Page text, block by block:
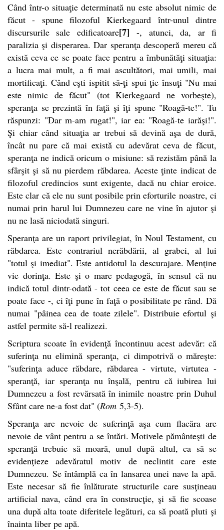
Când într-o situaţie determinată nu este absolut nimic de
făcut - spune filozoful Kierkegaard într-unul dintre
discursurile sale edificatoare[7] -, atunci, da, ar fi
paralizia şi disperarea. Dar speranţa descoperă mereu că
există ceva ce se poate face pentru a îmbunătăţi situaţia:
a lucra mai mult, a fi mai ascultători, mai umili, mai
mortificaţi. Când eşti ispitit să-ţi spui ţie însuţi "Nu mai
este nimic de făcut" (tot Kierkegaard ne vorbeşte),
speranţa se prezintă în faţă şi îţi spune "Roagă-te!". Tu
răspunzi: "Dar m-am rugat!", iar ea: "Roagă-te iarăşi!".
Şi chiar când situaţia ar trebui să devină aşa de dură,
încât nu pare că mai există cu adevărat ceva de făcut,
speranţa ne indică oricum o misiune: să rezistăm până la
sfârşit şi să nu pierdem răbdarea. Aceste ţinte indicat de
filozoful credincios sunt exigente, dacă nu chiar eroice.
Este clar că ele nu sunt posibile prin eforturile noastre, ci
numai prin harul lui Dumnezeu care ne vine în ajutor şi
nu ne lasă niciodată singuri.
Speranţa are un raport privilegiat, în Noul Testament, cu
răbdarea. Este contrariul nerăbdării, al grabei, al lui
"totul şi imediat". Este antidotul la descurajare. Menţine
vie dorinţa. Este şi o mare pedagogă, în sensul că nu
indică totul dintr-odată - tot ceea ce este de făcut sau se
poate face -, ci îţi pune în faţă o posibilitate pe rând. Dă
numai "pâinea cea de toate zilele". Distribuie efortul şi
astfel permite să-l realizezi.
Scriptura scoate în evidenţă încontinuu acest adevăr: că
suferinţa nu elimină speranţa, ci dimpotrivă o măreşte:
"suferinţa aduce răbdare, răbdarea - virtute, virtutea -
speranţă, iar speranţa nu înşală, pentru că iubirea lui
Dumnezeu a fost revărsată în inimile noastre prin Duhul
Sfânt care ne-a fost dat" (Rom 5,3-5).
Speranţa are nevoie de suferinţă aşa cum flacăra are
nevoie de vânt pentru a se întări. Motivele pământeşti de
speranţă trebuie să moară, unul după altul, ca să se
evidenţieze adevăratul motiv de neclintit care este
Dumnezeu. Se întâmplă ca în lansarea unei nave la apă.
Este necesar să fie înlăturate structurile care susţineau
artificial nava, când era în construcţie, şi să fie scoase
una după alta toate diferitele legături, ca să poată pluti şi
înainta liber pe apă.